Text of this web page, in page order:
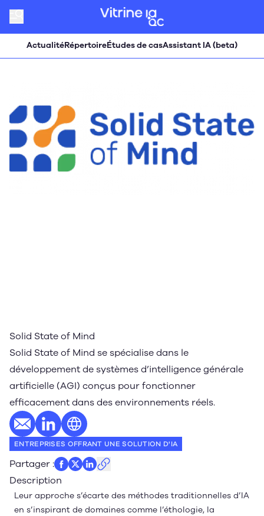
ActualitéRépertoireÉtudes de casAssistant IA (beta)
Solid State of Mind
Solid State of Mind se spécialise dans le
développement de systèmes d’intelligence générale
artificielle (AGI) conçus pour fonctionner
efficacement dans des environnements réels.
E-mailProfil LinkedIn
Site web
ENTREPRISES OFFRANT UNE SOLUTION D'IA
Partager :
Description
Leur approche s’écarte des méthodes traditionnelles d’IA
en s’inspirant de domaines comme l’éthologie, la